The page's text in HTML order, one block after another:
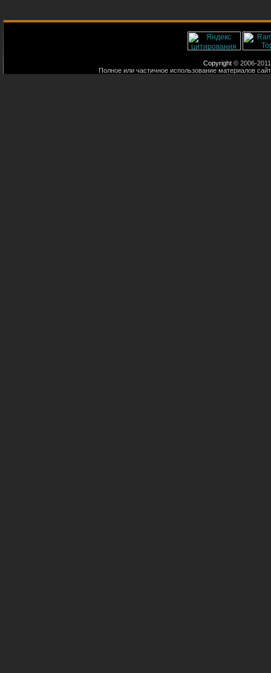
Copyright © 2006-
Полное или частичное использование материалов